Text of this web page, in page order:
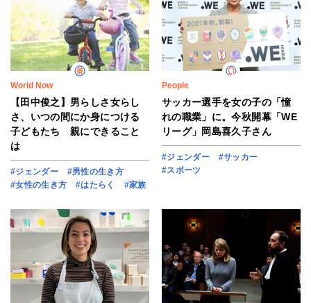
World Now
【田中俊之】男らしさ女らし
さ、いつの間にか身につける
子どもたち 親にできること
は
#ジェンダー
#男性の生き方
#女性の生き方
#はたらく #家族
People
サッカー選手を女の子の「憧
れの職業」に。今秋開幕「WE
リーグ」岡島喜久子さん
#ジェンダー
#サッカー
#スポーツ